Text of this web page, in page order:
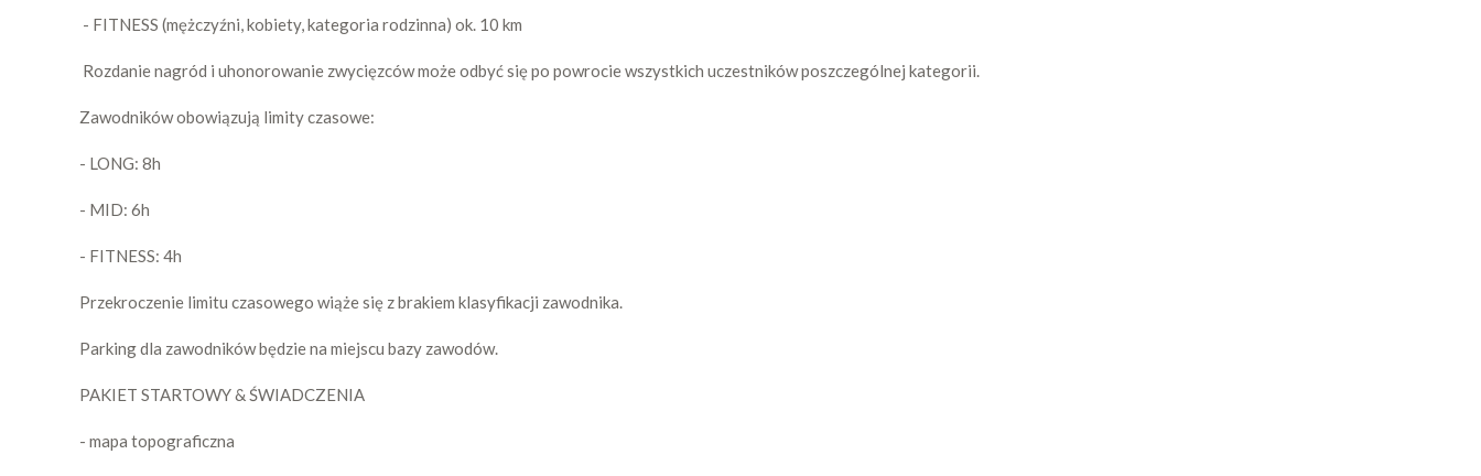
- FITNESS (mężczyźni, kobiety, kategoria rodzinna) ok. 10 km
Rozdanie nagród i uhonorowanie zwycięzców może odbyć się po powrocie wszystkich uczestników poszczególnej kategorii.
Zawodników obowiązują limity czasowe:
- LONG: 8h
- MID: 6h
- FITNESS: 4h
Przekroczenie limitu czasowego wiąże się z brakiem klasyfikacji zawodnika.
Parking dla zawodników będzie na miejscu bazy zawodów.
PAKIET STARTOWY & ŚWIADCZENIA
- mapa topograficzna